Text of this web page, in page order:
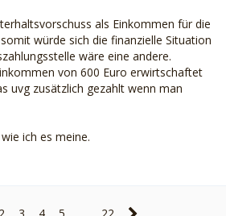
als Einkommen für die
würde sich die finanzielle Situation
wäre eine andere.
von 600 Euro erwirtschaftet
uvg zusätzlich gezahlt wenn man
ich es meine.